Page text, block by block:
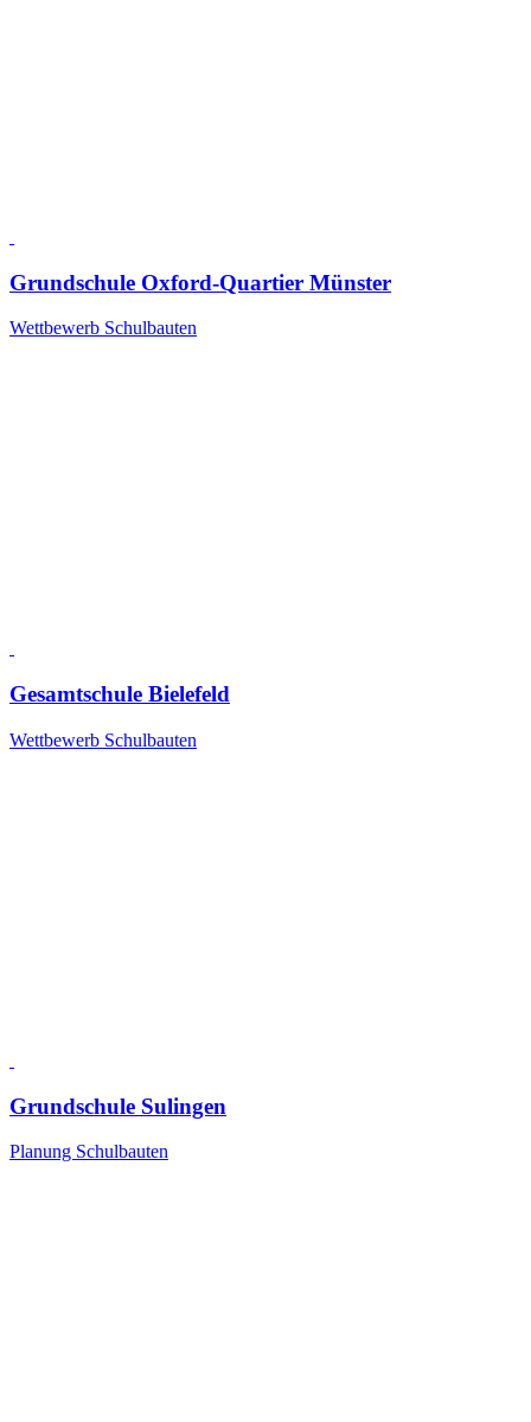
Grundschule Oxford-Quartier Münster
Wettbewerb Schulbauten
Gesamtschule Bielefeld
Wettbewerb Schulbauten
Grundschule Sulingen
Planung Schulbauten